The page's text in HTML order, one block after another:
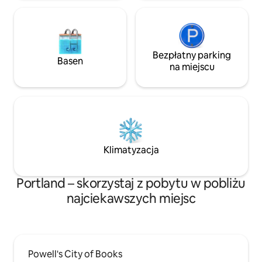
Basen
Bezpłatny parking
na miejscu
Klimatyzacja
Portland – skorzystaj z pobytu w pobliżu
najciekawszych miejsc
Powell's City of Books